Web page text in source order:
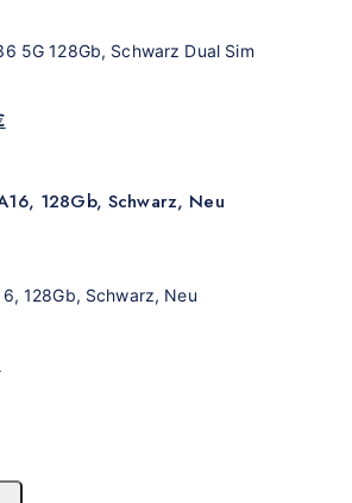
5G 128Gb, Schwarz Dual Sim
128Gb, Schwarz, Neu